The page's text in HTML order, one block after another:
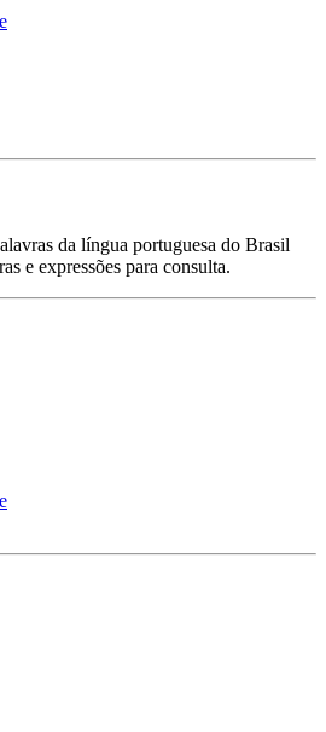
da língua portuguesa do Brasil
e expressões para consulta.